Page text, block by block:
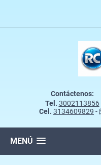
Contáctenos:
Tel. 3002113856
Cel. 3134609829 -
MENÚ